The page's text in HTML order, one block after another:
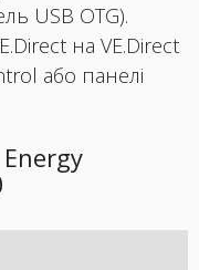
USB OTG).
на VE.Direct
або панелі